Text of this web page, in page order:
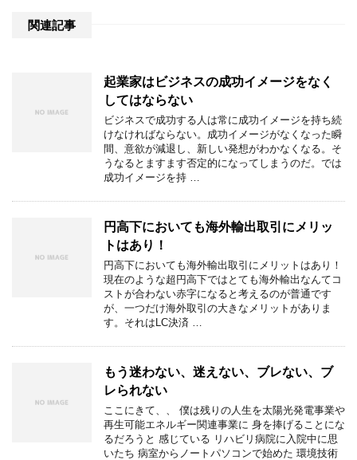
関連記事
起業家はビジネスの成功イメージをなく
してはならない
ビジネスで成功する人は常に成功イメージを持ち続
けなければならない。成功イメージがなくなった瞬
間、意欲が減退し、新しい発想がわかなくなる。そ
うなるとますます否定的になってしまうのだ。では
成功イメージを持 …
円高下においても海外輸出取引にメリッ
トはあり！
円高下においても海外輸出取引にメリットはあり！
現在のような超円高下ではとても海外輸出なんてコ
ストが合わない赤字になると考えるのが普通です
が、一つだけ海外取引の大きなメリットがありま
す。それはLC決済 …
もう迷わない、迷えない、ブレない、ブ
レられない
ここにきて、、 僕は残りの人生を太陽光発電事業や
再生可能エネルギー関連事業に 身を捧げることにな
るだろうと 感じている リハビリ病院に入院中に思
いたち 病室からノートパソコンで始めた 環境技術